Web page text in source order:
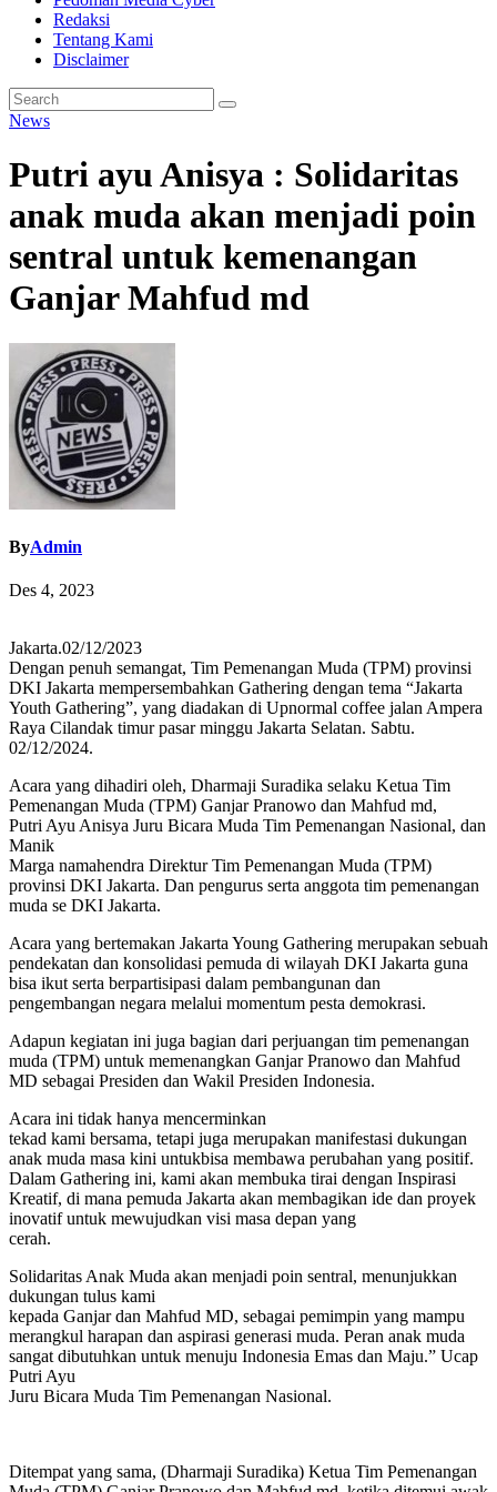
Redaksi
Tentang Kami
Disclaimer
News
Putri ayu Anisya : Solidaritas
anak muda akan menjadi poin
sentral untuk kemenangan
Ganjar Mahfud md
ByAdmin
Des 4, 2023
Jakarta.02/12/2023
Dengan penuh semangat, Tim Pemenangan Muda (TPM) provinsi
DKI Jakarta mempersembahkan Gathering dengan tema “Jakarta
Youth Gathering”, yang diadakan di Upnormal coffee jalan Ampera
Raya Cilandak timur pasar minggu Jakarta Selatan. Sabtu.
02/12/2024.
Acara yang dihadiri oleh, Dharmaji Suradika selaku Ketua Tim
Pemenangan Muda (TPM) Ganjar Pranowo dan Mahfud md,
Putri Ayu Anisya Juru Bicara Muda Tim Pemenangan Nasional, dan
Manik
Marga namahendra Direktur Tim Pemenangan Muda (TPM)
provinsi DKI Jakarta. Dan pengurus serta anggota tim pemenangan
muda se DKI Jakarta.
Acara yang bertemakan Jakarta Young Gathering merupakan sebuah
pendekatan dan konsolidasi pemuda di wilayah DKI Jakarta guna
bisa ikut serta berpartisipasi dalam pembangunan dan
pengembangan negara melalui momentum pesta demokrasi.
Adapun kegiatan ini juga bagian dari perjuangan tim pemenangan
muda (TPM) untuk memenangkan Ganjar Pranowo dan Mahfud
MD sebagai Presiden dan Wakil Presiden Indonesia.
Acara ini tidak hanya mencerminkan
tekad kami bersama, tetapi juga merupakan manifestasi dukungan
anak muda masa kini untukbisa membawa perubahan yang positif.
Dalam Gathering ini, kami akan membuka tirai dengan Inspirasi
Kreatif, di mana pemuda Jakarta akan membagikan ide dan proyek
inovatif untuk mewujudkan visi masa depan yang
cerah.
Solidaritas Anak Muda akan menjadi poin sentral, menunjukkan
dukungan tulus kami
kepada Ganjar dan Mahfud MD, sebagai pemimpin yang mampu
merangkul harapan dan aspirasi generasi muda. Peran anak muda
sangat dibutuhkan untuk menuju Indonesia Emas dan Maju.” Ucap
Putri Ayu
Juru Bicara Muda Tim Pemenangan Nasional.
Ditempat yang sama, (Dharmaji Suradika) Ketua Tim Pemenangan